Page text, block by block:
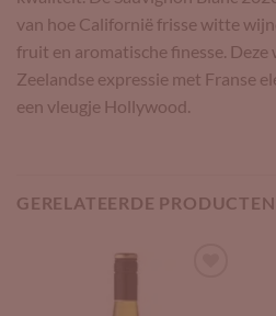
van hoe Californië frisse witte
fruit en aromatische finesse.
Zeelandse expressie met Franse
een vleugje Hollywood.
GERELATEERDE PRODUCTEN